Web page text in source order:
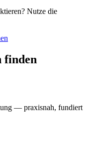
Nutze die
finden
— praxisnah, fundiert